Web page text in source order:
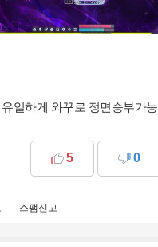
일하게 와꾸로 정면승부가능
5 0
스팸신고